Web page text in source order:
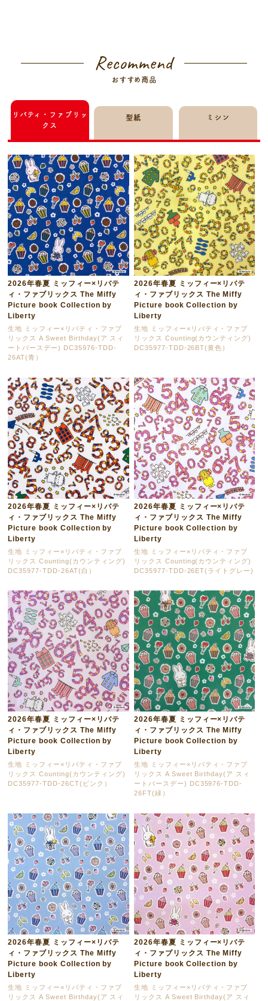
Recommend
おすすめ商品
リバティ・ファブリッ
クス
型紙 ミシン
2026年春夏 ミッフィー×リバテ
ィ・ファブリックス The Miffy
Picture book Collection by
Liberty
生地 ミッフィー×リバティ・ファブ
リックス A Sweet Birthday(ア スィ
ートバースデー) DC35976-TDD-
26AT(青）
2026年春夏 ミッフィー×リバテ
ィ・ファブリックス The Miffy
Picture book Collection by
Liberty
生地 ミッフィー×リバティ・ファブ
リックス Counting(カウンティング)
DC35977-TDD-26BT(黄色）
2026年春夏 ミッフィー×リバテ
ィ・ファブリックス The Miffy
Picture book Collection by
Liberty
生地 ミッフィー×リバティ・ファブ
リックス Counting(カウンティング)
DC35977-TDD-26AT(白）
2026年春夏 ミッフィー×リバテ
ィ・ファブリックス The Miffy
Picture book Collection by
Liberty
生地 ミッフィー×リバティ・ファブ
リックス Counting(カウンティング)
DC35977-TDD-26ET(ライトグレー)
2026年春夏 ミッフィー×リバテ
ィ・ファブリックス The Miffy
Picture book Collection by
Liberty
生地 ミッフィー×リバティ・ファブ
リックス Counting(カウンティング)
DC35977-TDD-26CT(ピンク）
2026年春夏 ミッフィー×リバテ
ィ・ファブリックス The Miffy
Picture book Collection by
Liberty
生地 ミッフィー×リバティ・ファブ
リックス A Sweet Birthday(ア スィ
ートバースデー) DC35976-TDD-
26FT(緑）
2026年春夏 ミッフィー×リバテ
ィ・ファブリックス The Miffy
Picture book Collection by
Liberty
生地 ミッフィー×リバティ・ファブ
リックス A Sweet Birthday(ア スィ
2026年春夏 ミッフィー×リバテ
ィ・ファブリックス The Miffy
Picture book Collection by
Liberty
生地 ミッフィー×リバティ・ファブ
リックス A Sweet Birthday(ア スィ